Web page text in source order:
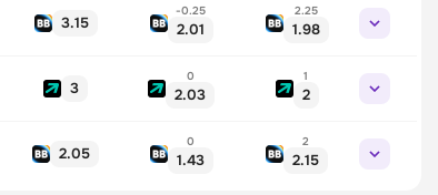
3.15
-0.25
2.01
2.25
1.98
3
0
2.03
1
2
2.05
0
1.43
2
2.15